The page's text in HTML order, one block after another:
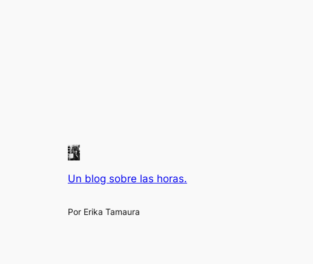
Un blog sobre las horas.
Por Erika Tamaura